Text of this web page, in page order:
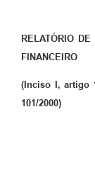
RELATÓRIO
FINANCEIRO
(Inciso I, artigo
101/2000)